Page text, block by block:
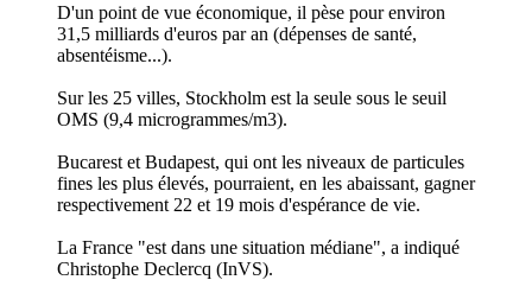
D'un point de vue économique, il pèse pour environ
31,5 milliards d'euros par an (dépenses de santé,
absentéisme...).
Sur les 25 villes, Stockholm est la seule sous le seuil
OMS (9,4 microgrammes/m3).
Bucarest et Budapest, qui ont les niveaux de particules
fines les plus élevés, pourraient, en les abaissant, gagner
respectivement 22 et 19 mois d'espérance de vie.
La France "est dans une situation médiane", a indiqué
Christophe Declercq (InVS).